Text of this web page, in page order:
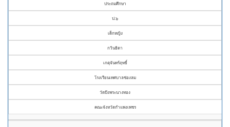
ประถมศึกษา
ป.๖
เด็กหญิง
กวินธิดา
เกตุจันทร์ฤทธิ์
โรงเรียนเทศบาลช่องลม
วัดบึงพระนางทอง
คณะจังหวัดกำแพงเพชร